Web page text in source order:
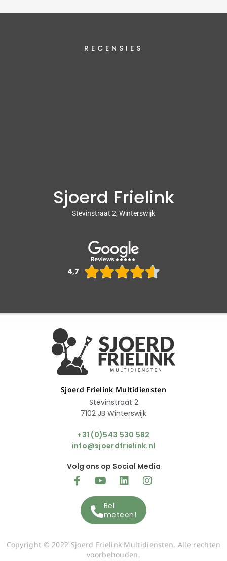
RECENSIES
Sjoerd Frielink
Stevinstraat 2, Winterswijk
4,7 
Sjoerd Frielink Multidiensten
Stevinstraat 2
7102 JB Winterswijk
+31 (0)543 530 582
info@sjoerdfrielink.nl
Volg ons op Social Media
Bel
meteen!
Copyright © 2022 Sjoerd Frielink Multidiensten. Alle rechten
voorbehouden.